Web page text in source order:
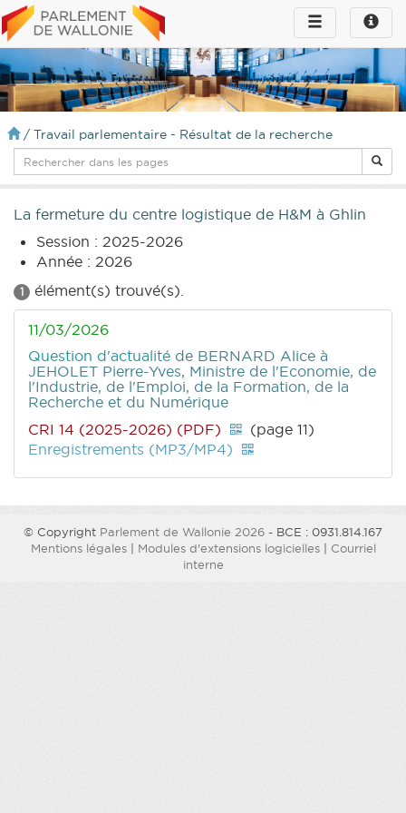
Toggle
infos
Toggle
navigation
/ Travail parlementaire - Résultat de la recherche
La fermeture du centre logistique de H&M à Ghlin
Session : 2025-2026
Année : 2026
1 élément(s) trouvé(s).
11/03/2026
Question d'actualité de BERNARD Alice à
JEHOLET Pierre-Yves, Ministre de l'Economie, de
l'Industrie, de l'Emploi, de la Formation, de la
Recherche et du Numérique
CRI 14 (2025-2026) (PDF)
(page 11)
Enregistrements (MP3/MP4)
© Copyright Parlement de Wallonie 2026 - BCE : 0931.814.167
Mentions légales| Modules d'extensions logicielles| Courriel
interne